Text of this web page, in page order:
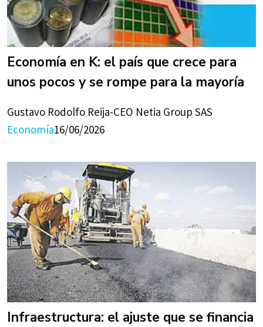
Economía en K: el país que crece para
unos pocos y se rompe para la mayoría
Gustavo Rodolfo Reija-CEO Netia Group SAS
Economía16/06/2026
Infraestructura: el ajuste que se financia